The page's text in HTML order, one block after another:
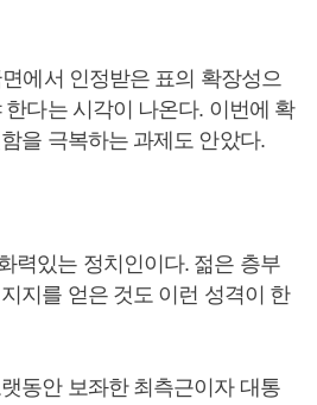
에서 인정받은 표의 확장성으
다는 시각이 나온다. 이번에 확
을 극복하는 과제도 안았다.
력있는 정치인이다. 젊은 층부
지를 얻은 것도 이런 성격이 한
동안 보좌한 최측근이자 대통